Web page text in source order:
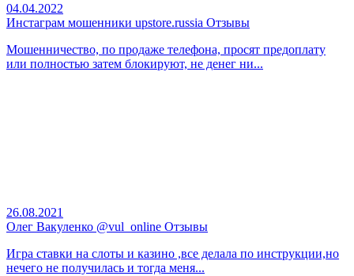
04.04.2022
Инстаграм мошенники upstore.russia Отзывы
Мошенничество, по продаже телефона, просят предоплату
или полностью затем блокируют, не денег ни...
26.08.2021
Олег Вакуленко @vul_online Отзывы
Игра ставки на слоты и казино ,все делала по инструкции,но
нечего не получилась и тогда меня...